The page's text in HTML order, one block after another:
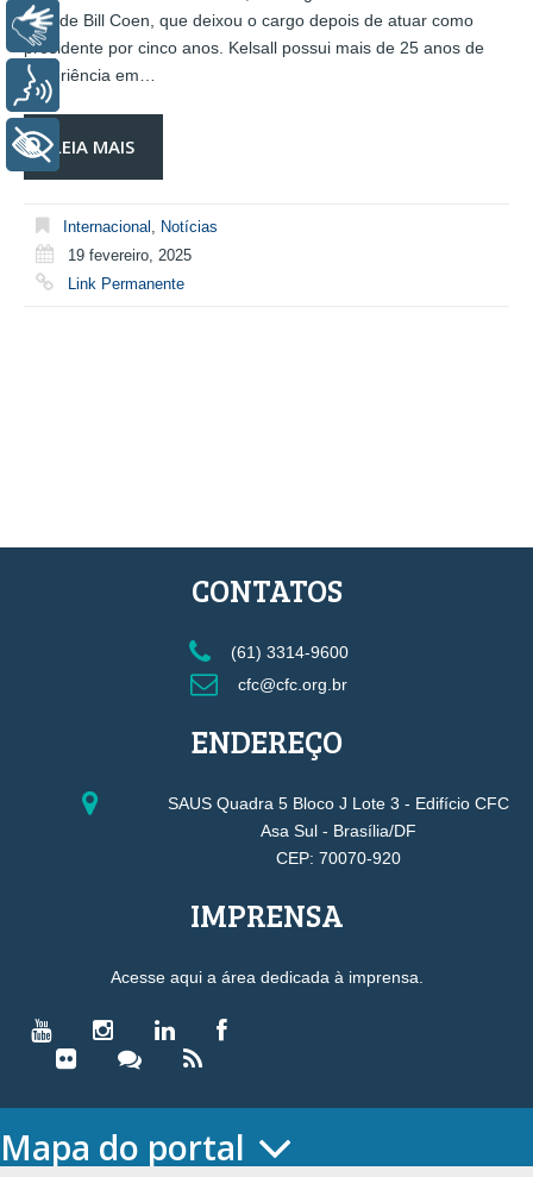
sucede Bill Coen, que deixou o cargo depois de atuar como
presidente por cinco anos. Kelsall possui mais de 25 anos de
experiência em…
LEIA MAIS
Internacional , Notícias
19 fevereiro, 2025
Link Permanente
CONTATOS
(61) 3314-9600
cfc@cfc.org.br
ENDEREÇO
SAUS Quadra 5 Bloco J Lote 3 - Edifício CFC
Asa Sul - Brasília/DF
CEP: 70070-920
IMPRENSA
Acesse aqui a área dedicada à imprensa.
Mapa do portal
Libras
Voz
+ Acessibilidade